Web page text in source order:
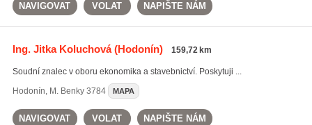
NAVIGOVAT VOLAT NAPIŠTE NÁM
Ing. Jitka Koluchová(Hodonín) 159,72 km
Soudní znalec v oboru ekonomika a stavebnictví. Poskytuji ...
Hodonín, M. Benky 3784 MAPA
NAVIGOVAT VOLAT NAPIŠTE NÁM